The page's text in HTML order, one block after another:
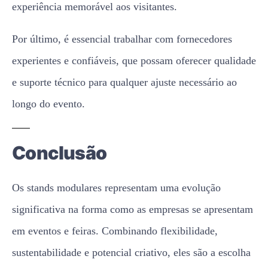
experiência memorável aos visitantes.
Por último, é essencial trabalhar com fornecedores
experientes e confiáveis, que possam oferecer qualidade
e suporte técnico para qualquer ajuste necessário ao
longo do evento.
Conclusão
Os stands modulares representam uma evolução
significativa na forma como as empresas se apresentam
em eventos e feiras. Combinando flexibilidade,
sustentabilidade e potencial criativo, eles são a escolha